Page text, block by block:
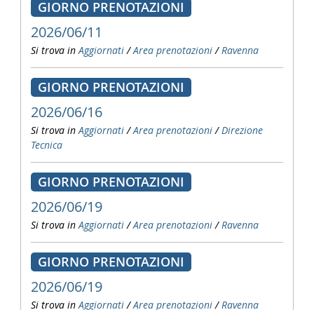
GIORNO PRENOTAZIONI
2026/06/11
Si trova in Aggiornati /Area prenotazioni /Ravenna
GIORNO PRENOTAZIONI
2026/06/16
Si trova in Aggiornati /Area prenotazioni /Direzione
Tecnica
GIORNO PRENOTAZIONI
2026/06/19
Si trova in Aggiornati /Area prenotazioni /Ravenna
GIORNO PRENOTAZIONI
2026/06/19
Si trova in Aggiornati /Area prenotazioni /Ravenna